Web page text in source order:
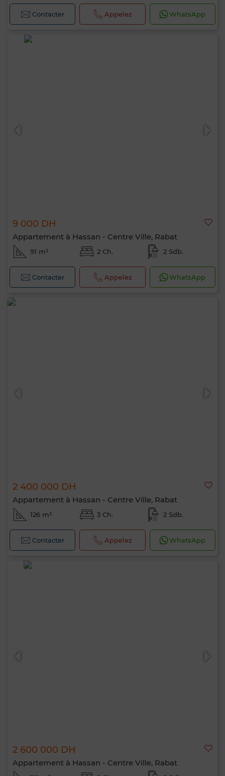
Contacter Appelez WhatsApp
9 000 DH
Appartement à Hassan - Centre Ville, Rabat
91 m² 2 Ch. 2 Sdb.
Contacter Appelez WhatsApp
2 400 000 DH
Appartement à Hassan - Centre Ville, Rabat
126 m² 3 Ch. 2 Sdb.
Contacter Appelez WhatsApp
2 600 000 DH
Appartement à Hassan - Centre Ville, Rabat